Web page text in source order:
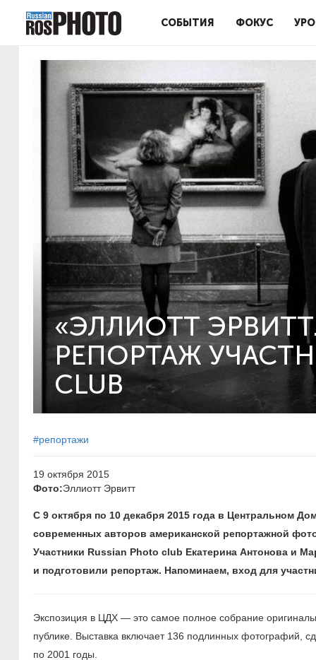
СОБЫТИЯ ФОКУС
«ЭЛЛИОТТ
РЕПОРТАЖ
CLUB
#репортажи
19 октября 2015
Фото:Эллиотт Эрвитт
С 9 октября по 10 декабря 2015 года в Центральном
современных авторов американской репортажной
Участники Russian Photo club Екатерина Антонова и
и подготовили репортаж. Напоминаем, вход для
Экспозиция в ЦДХ — это самое полное собрание
публике. Выставка включает 136 подлинных фотографий,
по 2001 годы.